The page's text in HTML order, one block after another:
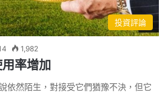
投資評論
1,982
率增加
依然陌生，對接受它們猶豫不決，但它